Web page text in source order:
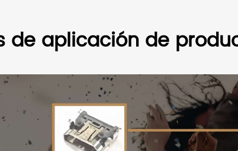
de aplicación de